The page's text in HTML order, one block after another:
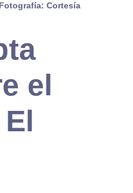
Fotografía: Cortesía
el